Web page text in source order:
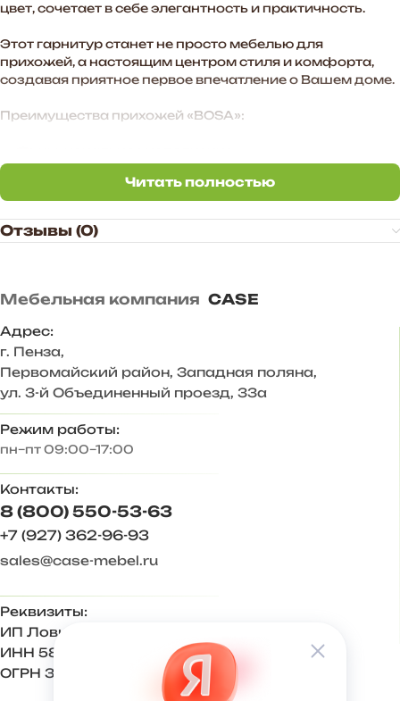
цвет, сочетает в себе элегантность и практичность.
Этот гарнитур станет не просто мебелью для
прихожей, а настоящим центром стиля и комфорта,
создавая приятное первое впечатление о Вашем доме.
Преимущества прихожей «BOSA»:
— Стильные МДФ-фасады в цвете графит софт
создают атмосферу уюта в помещении.
— Произвольное расположение модулей. Также есть
большинства и интерьеров.
— Дополнительные антресоли закрывают
пространство до потолка, больше места для хранения.
Корпус ЛДСП Венге, Дуб вотан
Фасад МДФ Графит софт
Задняя стенка – ХДФ 3 мм
— Антресоли крепятся к стене на навес регулируемый
механическими толкателями push-to-open.
— Регулируемая опора 20 мм, вместо нее можно
использовать подпятники 4 мм.
Увеличивать высоту комплекта мебели за счет
Читать полностью
Читать полностью
Отзывы (0)
Мебельная компания CASE
Адрес:
г. Пенза,
Первомайский район, Западная поляна,
ул. 3-й Объединенный проезд, 33а
Режим работы:
пн–пт 09:00–17:00
Контакты:
8 (800) 550-53-63
+7 (927) 362-96-93
sales@case-mebel.ru
Реквизиты:
ИП Ловкова Ирина Евгеньевна
ИНН 583409650270
ОГРН 321583500001500